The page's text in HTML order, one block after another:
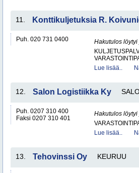
11. Konttikuljetuksia R.
Puh. 020 731 0400
Hakutulos
Lue lisää..
12. Salon Logistiikka Ky
Puh. 0207 310 400
Faksi 0207 310 401
Hakutulos
Lue lisää..
13. Tehovinssi Oy KEURUU